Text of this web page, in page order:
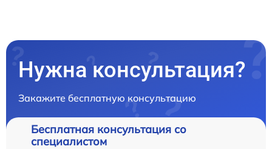
Нужна консультация?
Закажите бесплатную консультацию
Бесплатная консультация со
специалистом